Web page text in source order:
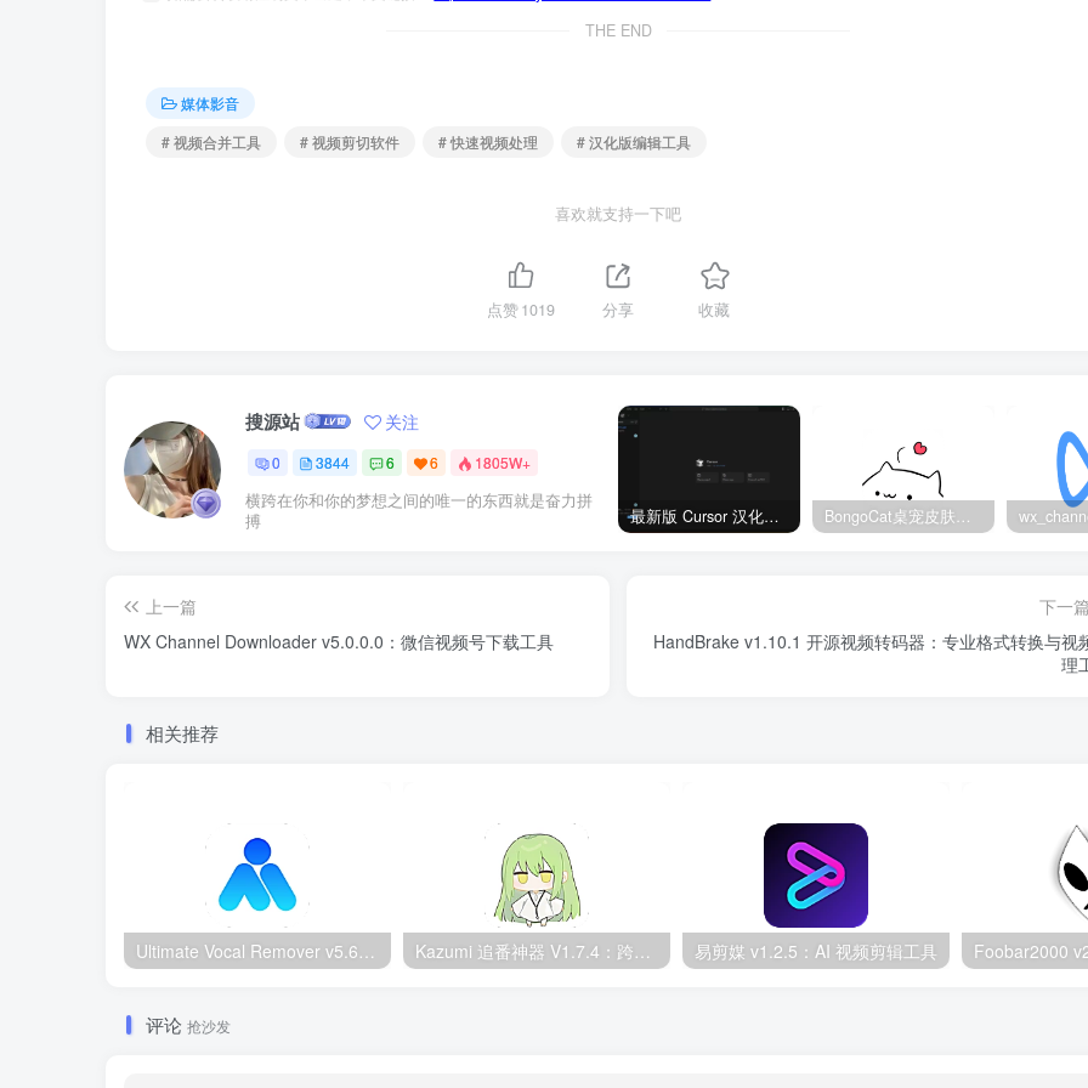
THE END
媒体影音
# 视频合并工具
# 视频剪切软件 # 快速视频处理 # 汉化版编辑工具
喜欢就支持一下吧
点赞1019 分享 收藏
搜源站 关注
0 3844 6 6 1805W+
横跨在你和你的梦想之间的唯一的东西就是奋力拼
搏
最新版 Cursor 汉化设置中文教程（两种简单方法，附中文语言包下载） BongoCat桌宠皮肤包大全：20款主题皮肤免费下载
上一篇
WX Channel Downloader v5.0.0.0：微信视频号下载工具
下一篇
HandBrake v1.10.1 开源视频转码器：专业格式转换与视
理
相关推荐
Ultimate Vocal Remover v5.6.0汉化版：一键人声分离工具 Kazumi 追番神器 V1.7.4：跨平台番剧采集利器 易剪媒 v1.2.5：AI 视频剪辑工具
评论 抢沙发